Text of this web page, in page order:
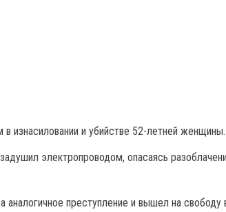
изнасиловании и убийстве 52-летней женщины.
электропроводом, опасаясь
преступление и вышел на свободу